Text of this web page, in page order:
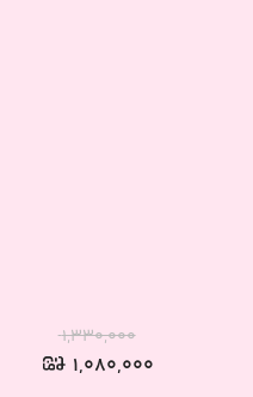
۱,۳۳۰,۰۰۰
۱,۰۸۰,۰۰۰